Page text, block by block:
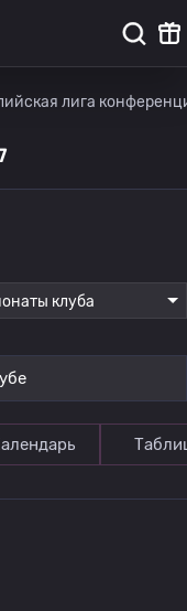
лига
клуба